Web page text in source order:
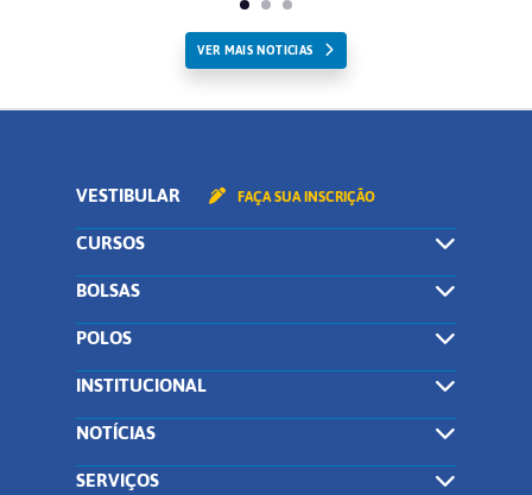
VER MAIS NOTICIAS
VESTIBULAR FAÇA SUA INSCRIÇÃO
CURSOS
BOLSAS
POLOS
INSTITUCIONAL
NOTÍCIAS
SERVIÇOS